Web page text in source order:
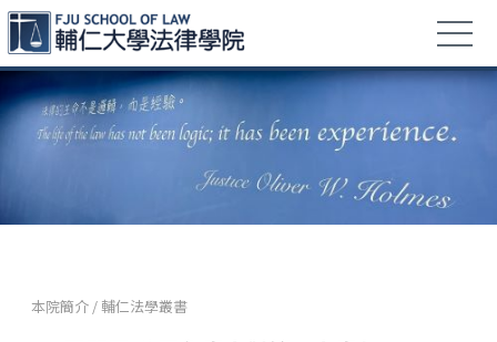
本院簡介 /輔仁法學叢書